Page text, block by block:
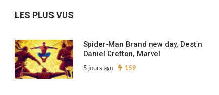
LES PLUS VUS
Spider-Man Brand new day, Destin
Daniel Cretton, Marvel
5 jours ago 159